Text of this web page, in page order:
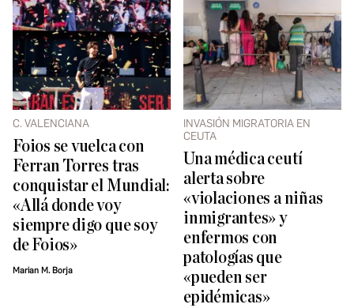
C. VALENCIANA
Foios se vuelca con
Ferran Torres tras
conquistar el Mundial:
«Allá donde voy
siempre digo que soy
de Foios»
Marian M. Borja
INVASIÓN MIGRATORIA EN
CEUTA
Una médica ceutí
alerta sobre
«violaciones a niñas
inmigrantes» y
enfermos con
patologías que
«pueden ser
epidémicas»